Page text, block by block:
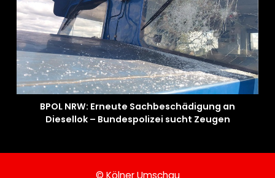
BPOL NRW: Erneute Sachbeschädigung an
Diesellok – Bundespolizei sucht Zeugen